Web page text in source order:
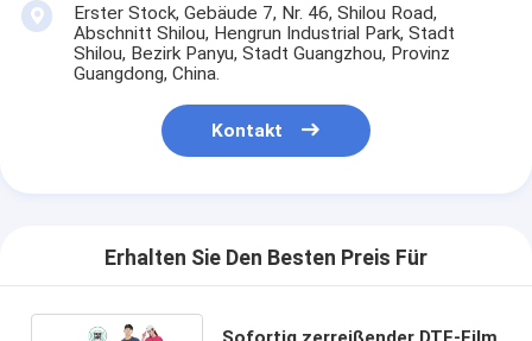
Erster Stock, Gebäude 7, Nr. 46, Shilou Road,
Abschnitt Shilou, Hengrun Industrial Park, Stadt
Shilou, Bezirk Panyu, Stadt Guangzhou, Provinz
Guangdong, China.
Kontakt
Erhalten Sie Den Besten Preis Für